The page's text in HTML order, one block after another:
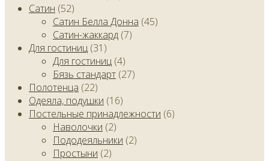
Сатин (52)
Сатин Белла Донна (45)
Сатин-жаккард (7)
Для гостиниц (31)
Для гостиниц (4)
Бязь стандарт (27)
Полотенца (22)
Одеяла, подушки (16)
Постельные принадлежности (6)
Наволочки (2)
Пододеяльники (2)
Простыни (2)